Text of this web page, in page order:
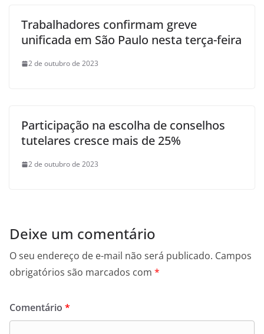
Trabalhadores confirmam greve
unificada em São Paulo nesta terça-feira
2 de outubro de 2023
Participação na escolha de conselhos
tutelares cresce mais de 25%
2 de outubro de 2023
Deixe um comentário
O seu endereço de e-mail não será publicado. Campos
obrigatórios são marcados com *
Comentário *